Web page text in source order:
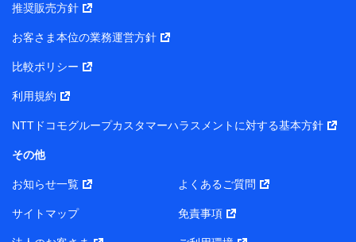
【共同して利用される利用データの項目】
当社または株式会社NTTドコモ・フィナンシャルグルー
の個人データ
基本情報
性、連絡先、dポイントサービスのご利用に関する情報。例
所、dポイント残高、dポイント利用履歴などが含まれます。
当社または株式会社NTTドコモ・フィナンシャルグループが
報。例として、当社または株式会社NTTドコモ・フィナンシ
推奨販売方針
お客さま本位の業務運営方針
比較ポリシー
利用規約
NTTドコモグループカスタマーハラスメントに対する基本方針
その他
お知らせ一覧 よくあるご質問
サイトマップ 免責事項